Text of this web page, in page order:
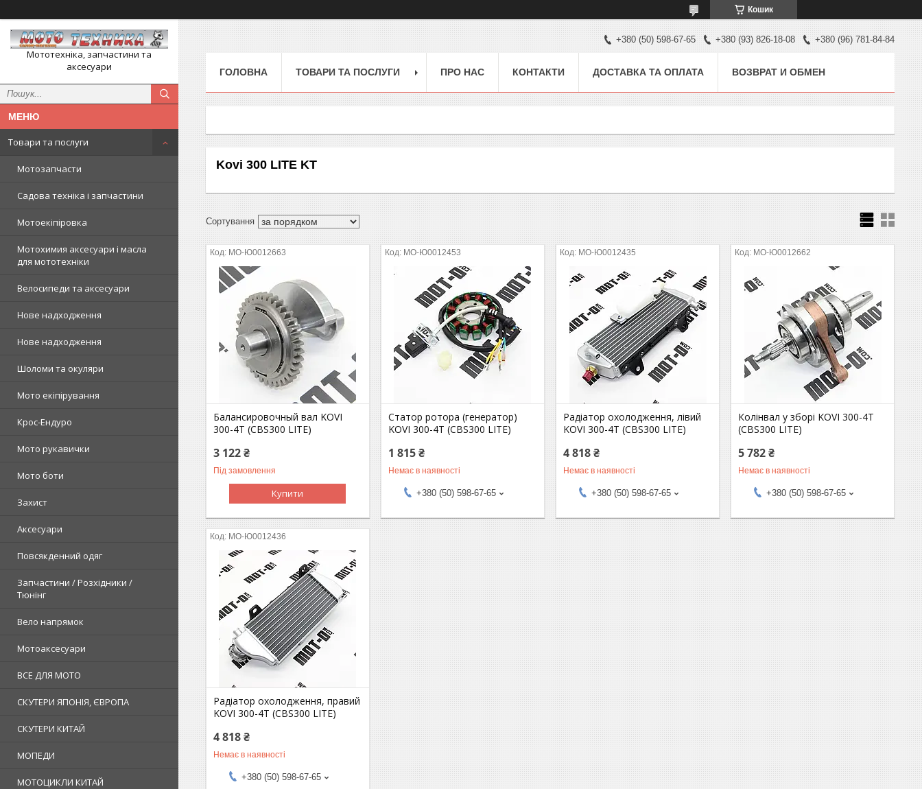
Кошик
Мототехніка, запчастини та
аксесуари
Товари та послуги
Мотозапчасти
Садова техніка і запчастини
Мотоекіпіровка
Мотохимия аксесуари і масла
для мототехніки
Велосипеди та аксесуари
Нове надходження
Нове надходження
Шоломи та окуляри
Мото екіпірування
Крос-Ендуро
Мото рукавички
Мото боти
Захист
Аксесуари
Повсякденний одяг
Запчастини / Розхідники /
Тюнінг
Вело напрямок
Мотоаксесуари
ВСЕ ДЛЯ МОТО
СКУТЕРИ ЯПОНІЯ, ЄВРОПА
СКУТЕРИ КИТАЙ
МОПЕДИ
МОТОЦИКЛИ КИТАЙ
+380 (50) 598-67-65 +380 (93) 826-18-08 +380 (96) 781-84-84
ГОЛОВНА ТОВАРИ ТА ПОСЛУГИ ПРО НАС КОНТАКТИ ДОСТАВКА ТА ОПЛАТА ВОЗВРАТ И ОБМЕН
Kovi 300 LITE KT
MO-Ю0012663
Балансировочный вал KOVI
300-4Т (CBS300 LITE)
3 122 ₴
Під замовлення
Купити
MO-Ю0012453
Статор ротора (генератор)
KOVI 300-4T (CBS300 LITE)
1 815 ₴
Немає в наявності
+380 (50) 598-67-65
MO-Ю0012435
Радіатор охолодження, лівий
KOVI 300-4T (CBS300 LITE)
4 818 ₴
Немає в наявності
+380 (50) 598-67-65
MO-Ю0012662
Колінвал у зборі KOVI 300-4Т
(СВS300 LITE)
5 782 ₴
Немає в наявності
+380 (50) 598-67-65
MO-Ю0012436
Радіатор охолодження, правий
KOVI 300-4T (CBS300 LITE)
4 818 ₴
Немає в наявності
+380 (50) 598-67-65